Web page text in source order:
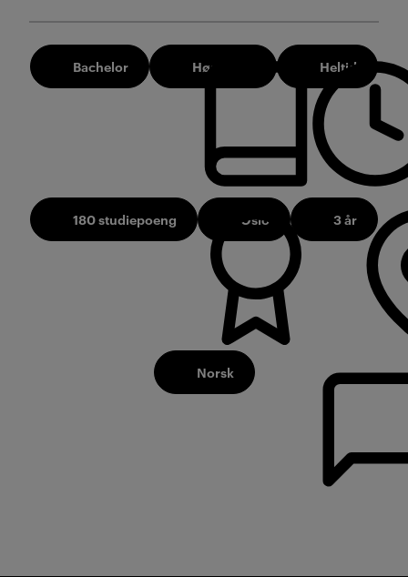
Bachelor Høst 2026 Heltid
180 studiepoeng Oslo 3 år
Norsk